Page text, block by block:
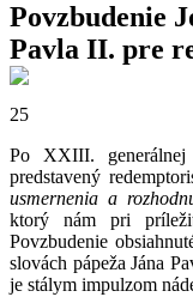
Povzbudenie
Pavla II. pre
25
Po XXIII.
predstavený
usmernenia a
ktorý nám pri
Povzbudenie
slovách pápeža Jána
je stálym impulzom